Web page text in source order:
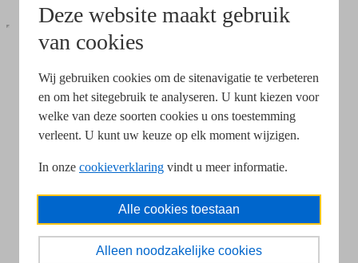
Deze website maakt gebruik
van cookies
Wij gebruiken cookies om de sitenavigatie te verbeteren
en om het sitegebruik te analyseren. U kunt kiezen voor
welke van deze soorten cookies u ons toestemming
verleent. U kunt uw keuze op elk moment wijzigen.
In onze cookieverklaring vindt u meer informatie.
Alle cookies toestaan
Alleen noodzakelijke cookies